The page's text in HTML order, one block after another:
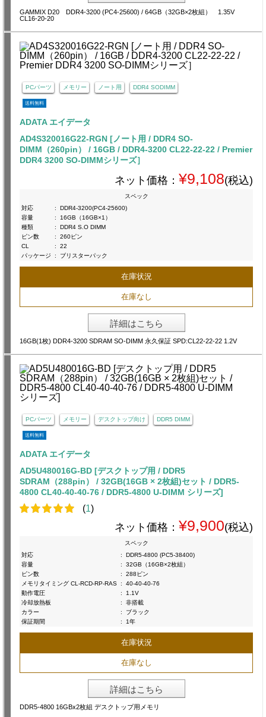
GAMMIX D20 DDR4-3200 (PC4-25600) / 64GB（32GB×2枚組） 1.35V
CL16-20-20
PCパーツ メモリー ノート用 DDR4 SODIMM
送料無料
ADATA エイデータ
AD4S320016G22-RGN [ノート用 / DDR4 SO-
DIMM（260pin） / 16GB / DDR4-3200 CL22-22-22 / Premier
DDR4 3200 SO-DIMMシリーズ］
ネット価格： ¥9,108(税込)
スペック
対応
:
DDR4-3200(PC4-25600)
容量
:
16GB（16GB×1）
種類
:
DDR4 S.O DIMM
ピン数
:
260ピン
CL
:
22
パッケージ
: ブリスターパック
在庫状況
在庫なし
詳細はこちら
16GB(1枚) DDR4-3200 SDRAM SO-DIMM 永久保証 SPD:CL22-22-22 1.2V
PCパーツ メモリー デスクトップ向け DDR5 DIMM
送料無料
ADATA エイデータ
AD5U480016G-BD [デスクトップ用 / DDR5
SDRAM（288pin） / 32GB(16GB × 2枚組)セット / DDR5-
4800 CL40-40-40-76 / DDR5-4800 U-DIMM シリーズ]
(1)
ネット価格： ¥9,900(税込)
スペック
対応
:
DDR5-4800 (PC5-38400)
容量
:
32GB（16GB×2枚組）
ピン数
:
288ピン
メモリタイミング CL-RCD-RP-RAS :
40-40-40-76
動作電圧
:
1.1V
冷却放熱板
:
非搭載
カラー
:
ブラック
保証期間
: 1年
在庫状況
在庫なし
詳細はこちら
DDR5-4800 16GBx2枚組 デスクトップ用メモリ